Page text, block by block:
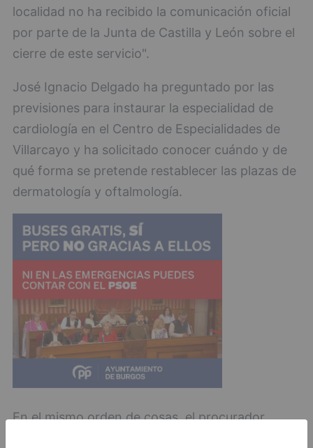
localidad no ha recibido la comunicación oficial
por parte de la Junta de Castilla y León sobre el
cierre de este servicio".
José Ignacio Delgado ha preguntado por las
previsiones para instaurar la especialidad de
cardiología en el Centro de Especialidades de
Villarcayo y ha solicitado conocer cuándo y de
qué forma se pretende restablecer las plazas de
dermatología y oftalmología.
En el mismo orden de cosas, el procurador